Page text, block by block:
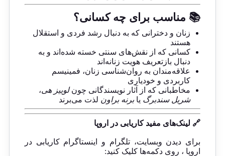
📚 مناسب برای چه کسانی؟
زنان و دخترانی که به دنبال رشد فردی و استقلال
هستند
کسانی که از نقش‌های سنتی خسته شده‌اند و به
دنبال بازتعریف هویت زنانه‌اند
علاقه‌مندان به روان‌شناسی زنان، فمینیسم
کاربردی و خودیاری
مخاطبانی که از آثار نویسندگانی چونلوییز هی،
شریل سندبرگ یا برنه براون لذت می‌برند
🔗 لینک‌های مفید کاریابی در اروپا
برای دیدن وبسایت، تلگرام و اینستاگرام کاریابی در
اروپا ، روی دکمه‌ها کلیک کنید: